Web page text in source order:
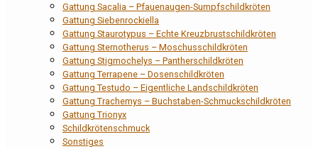
Gattung Sacalia – Pfauenaugen-Sumpfschildkröten
Gattung Siebenrockiella
Gattung Staurotypus – Echte Kreuzbrustschildkröten
Gattung Sternotherus – Moschusschildkröten
Gattung Stigmochelys – Pantherschildkröten
Gattung Terrapene – Dosenschildkröten
Gattung Testudo – Eigentliche Landschildkröten
Gattung Trachemys – Buchstaben-Schmuckschildkröten
Gattung Trionyx
Schildkrötenschmuck
Sonstiges